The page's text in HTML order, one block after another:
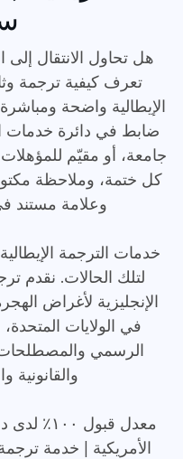
هل تحاول الانتقال إلى
تعرف كيفية ترجمة
الإيطالية واضحة
ضابط في دائرة خدمات
جامعة، أو مقيّم للمؤهلات
كل ختمة، وملاحظة
وعلامة مستند
خدمات الترجمة
لتلك الحالات. نقدم
الإنجليزية لأغراض
في الولايات
الرسمي والمصطلحات
والقانونية
معدل
الأمريكية | خدمة